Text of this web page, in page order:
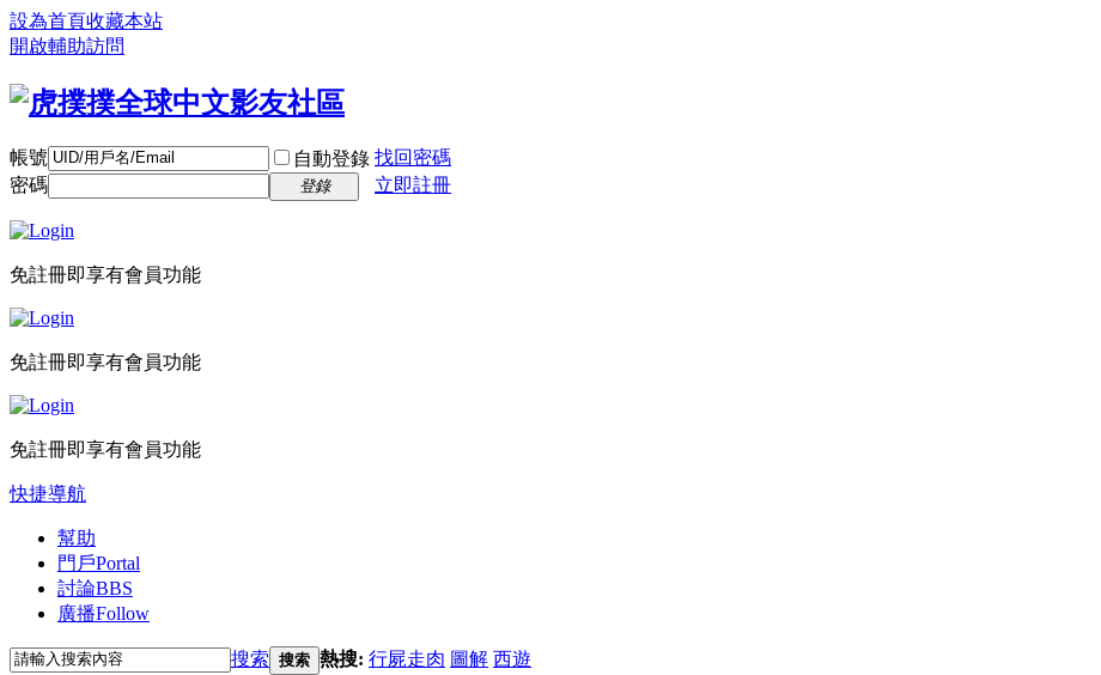
設為首頁收藏本站
開啟輔助訪問
帳號 自動登錄 找回密碼
密碼
登錄 立即註冊
免註冊即享有會員功能
免註冊即享有會員功能
免註冊即享有會員功能
快捷導航
幫助
門戶Portal
討論BBS
廣播Follow
搜索 搜索 熱搜: 行屍走肉 圖解 西遊